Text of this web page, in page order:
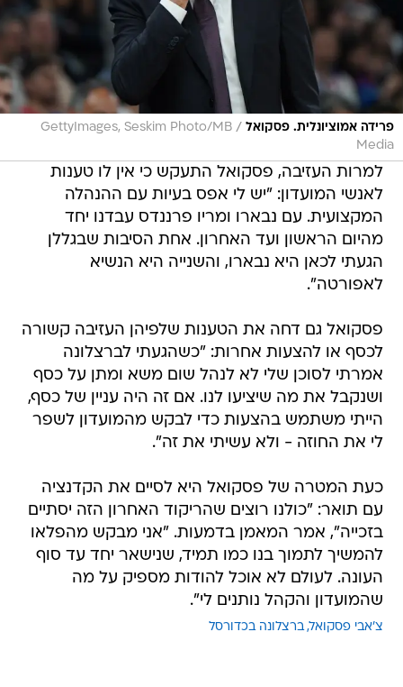
פרידה אמוציונלית. פסקואל /
GettyImages, Seskim Photo/MB
Media
למרות העזיבה, פסקואל התעקש כי אין לו טענות
לאנשי המועדון: "יש לי אפס בעיות עם ההנהלה
המקצועית. עם נבארו ומריו פרננדס עבדנו יחד
מהיום הראשון ועד האחרון. אחת הסיבות שבגללן
הגעתי לכאן היא נבארו, והשנייה היא הנשיא
לאפורטה".
פסקואל גם דחה את הטענות שלפיהן העזיבה קשורה
לכסף או להצעות אחרות: "כשהגעתי לברצלונה
אמרתי לסוכן שלי לא לנהל שום משא ומתן על כסף
ושנקבל את מה שיציעו לנו. אם זה היה עניין של כסף,
הייתי משתמש בהצעות כדי לבקש מהמועדון לשפר
לי את החוזה - ולא עשיתי את זה".
כעת המטרה של פסקואל היא לסיים את הקדנציה
עם תואר: "כולנו רוצים שהריקוד האחרון הזה יסתיים
בזכייה", אמר המאמן בדמעות. "אני מבקש מהפלאו
להמשיך לתמוך בנו כמו תמיד, שנישאר יחד עד סוף
העונה. לעולם לא אוכל להודות מספיק על מה
שהמועדון והקהל נותנים לי".
צ'אבי פסקואל ברצלונה בכדורסל